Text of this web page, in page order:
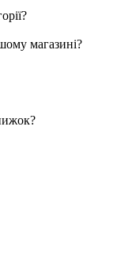
магазині?